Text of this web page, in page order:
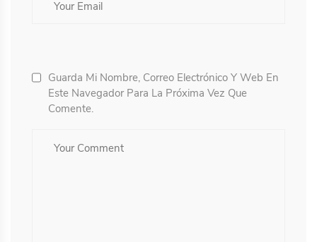
Guarda Mi Nombre, Correo Electrónico Y Web En
Este Navegador Para La Próxima Vez Que
Comente.